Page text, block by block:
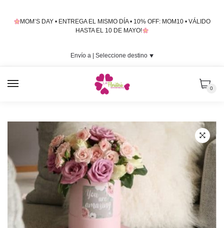
MOM’S DAY • ENTREGA EL MISMO DÍA • 10% OFF: MOM10 • VÁLIDO
HASTA EL 10 DE MAYO!
Envío a | Seleccione destino⯆
0